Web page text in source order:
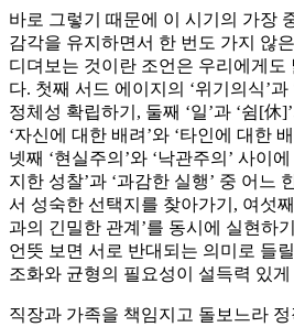
바로 그렇기 때문에 이 시기의 가장
감각을 유지하면서 한 번도 가지 않
디뎌보는 것이란 조언은 우리에게도
다. 첫째 서드 에이지의 ‘위기의식’과
정체성 확립하기, 둘째 ‘일’과 ‘쉼[休
‘자신에 대한 배려’와 ‘타인에 대한
넷째 ‘현실주의’와 ‘낙관주의’ 사이
지한 성찰’과 ‘과감한 실행’ 중 어느
서 성숙한 선택지를 찾아가기, 여섯째
과의 긴밀한 관계’를 동시에 실현하
언뜻 보면 서로 반대되는 의미로 들
조화와 균형의 필요성이 설득력 있
직장과 가족을 책임지고 돌보느라